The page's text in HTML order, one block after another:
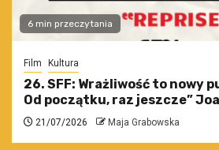
6 min przeczytania
Film Kultura
26. SFF: Wrażliwość to nowy
Od początku, raz jeszcze”
21/07/2026 Maja Grabowska